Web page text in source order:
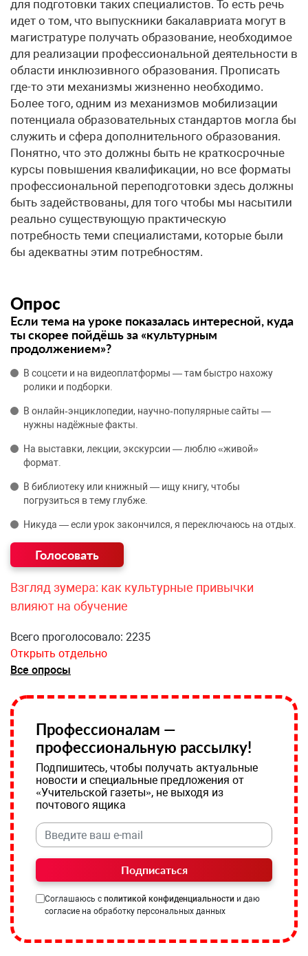
для подготовки таких специалистов. То есть речь
идет о том, что выпускники бакалавриата могут в
магистратуре получать образование, необходимое
для реализации профессиональной деятельности в
области инклюзивного образования. Прописать
где-то эти механизмы жизненно необходимо.
Более того, одним из механизмов мобилизации
потенциала образовательных стандартов могла бы
служить и сфера дополнительного образования.
Понятно, что это должны быть не краткосрочные
курсы повышения квалификации, но все форматы
профессиональной переподготовки здесь должны
быть задействованы, для того чтобы мы насытили
реально существующую практическую
потребность теми специалистами, которые были
бы адекватны этим потребностям.
Опрос
Если тема на уроке показалась интересной, куда
ты скорее пойдёшь за «культурным
продолжением»?
В соцсети и на видеоплатформы — там быстро нахожу
ролики и подборки.
В онлайн‑энциклопедии, научно‑популярные сайты —
нужны надёжные факты.
На выставки, лекции, экскурсии — люблю «живой»
формат.
В библиотеку или книжный — ищу книгу, чтобы
погрузиться в тему глубже.
Никуда — если урок закончился, я переключаюсь на отдых.
Взгляд зумера: как культурные привычки
влияют на обучение
Всего проголосовало: 2235
Открыть отдельно
Все опросы
Профессионалам —
профессиональную рассылку!
Подпишитесь, чтобы получать актуальные
новости и специальные предложения от
«Учительской газеты», не выходя из
почтового ящика
Подписаться
Соглашаюсь с политикой конфиденциальности и даю
согласие на обработку персональных данных